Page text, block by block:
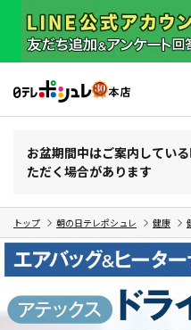
お盆期間中はご案内してい
ただく場合があります
トップ 朝の日テレポシュレ 健康